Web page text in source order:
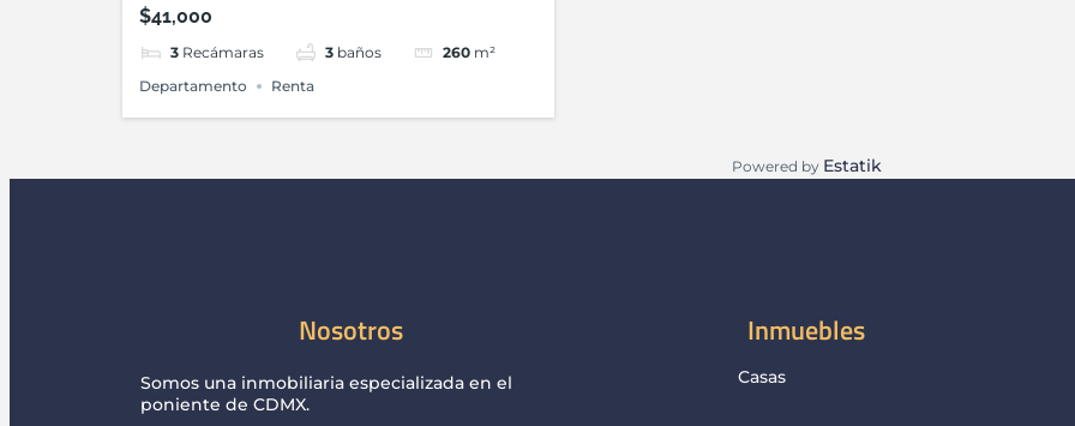
$41,000
3 Recámaras 3 baños 260 m²
Departamento
Renta
Powered by Estatik
Nosotros
Somos una inmobiliaria especializada en el
poniente de CDMX.
Inmuebles
Casas